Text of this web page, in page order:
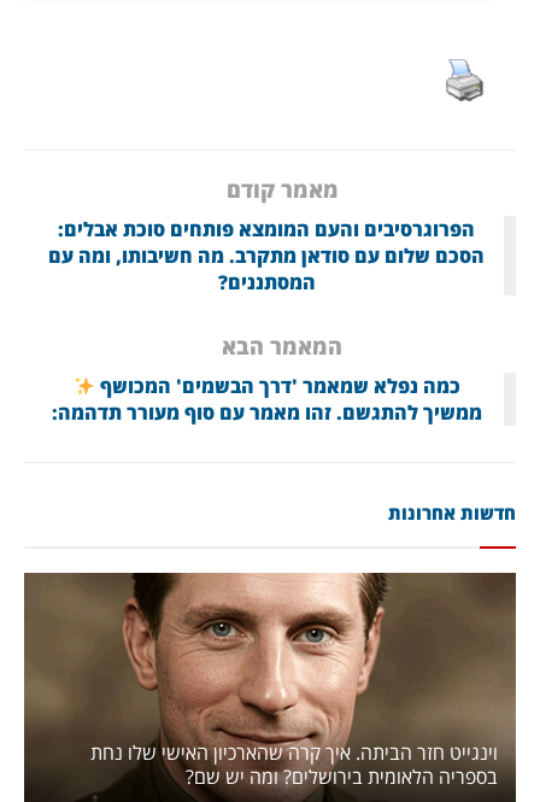
מאמר קודם
הפרוגרסיבים והעם המומצא פותחים סוכת אבלים:
הסכם שלום עם סודאן מתקרב. מה חשיבותו, ומה עם
המסתננים?
המאמר הבא
כמה נפלא שמאמר 'דרך הבשמים' המכושף
ממשיך להתגשם. זהו מאמר עם סוף מעורר תדהמה:
חדשות אחרונות
וינגייט חזר הביתה. איך קרה שהארכיון האישי שלו נחת
בספריה הלאומית בירושלים? ומה יש שם?